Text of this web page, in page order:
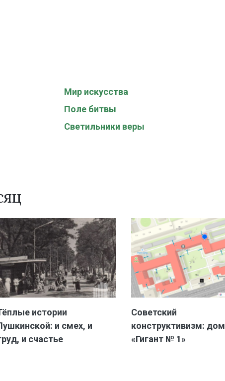
Мир искусства
Поле битвы
Светильники веры
истории
и смех, и
и счастье
Советский
конструктивизм: дом
«Гигант № 1»